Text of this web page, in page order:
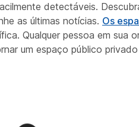
detectáveis.
as últimas notícias. Os
Qualquer pessoa em sua
um espaço público